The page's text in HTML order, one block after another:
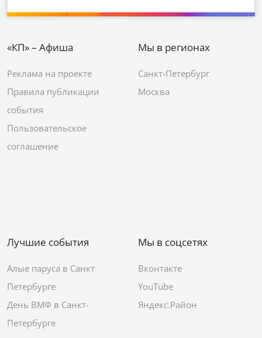
«КП» – Афиша
Реклама на проекте
Правила публикации
события
Пользовательское
соглашение
Мы в регионах
Санкт-Петербург
Москва
Лучшие события
Алые паруса в Санкт
Петербурге
День ВМФ в Санкт-
Петербурге
Мы в соцсетях
Вконтакте
YouTube
Яндекс.Район